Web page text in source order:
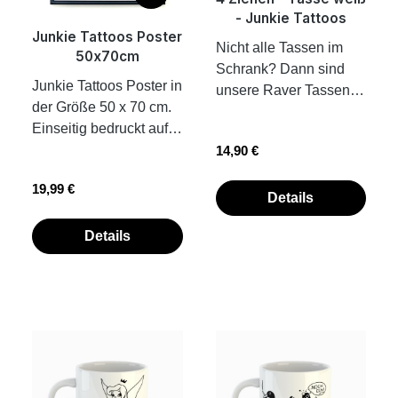
Junkie Tattoos Poster
50x70cm
Junkie Tattoos Poster in
der Größe 50 x 70 cm.
Einseitig bedruckt auf
gerollt, ohne Rahmen
Regulärer Preis:
19,99 €
Details
- Junkie Tattoos
Nicht alle Tassen im
Schrank? Dann sind
unsere Raver Tassen
Küchenschrank. Die
Keramik. Das perfekte
Geschenk für dich für
Spülmaschinenfest Wir
fertigen unsere
Regulärer Preis:
14,90 €
Details